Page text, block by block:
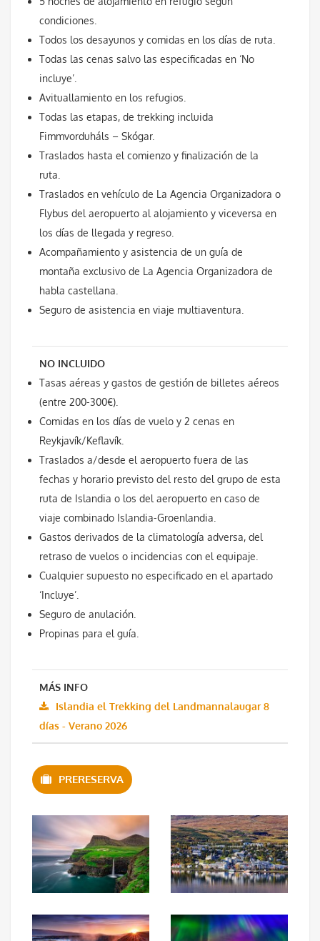
condiciones.
Todos los desayunos y comidas en los días de ruta.
Todas las cenas salvo las especificadas en ‘No
incluye’.
Avituallamiento en los refugios.
Todas las etapas, de trekking incluida
Fimmvorduháls – Skógar.
Traslados hasta el comienzo y finalización de la
ruta.
Traslados en vehículo de La Agencia Organizadora o
Flybus del aeropuerto al alojamiento y viceversa en
los días de llegada y regreso.
Acompañamiento y asistencia de un guía de
montaña exclusivo de La Agencia Organizadora de
habla castellana.
Seguro de asistencia en viaje multiaventura.
NO INCLUIDO
Tasas aéreas y gastos de gestión de billetes aéreos
(entre 200-300€).
Comidas en los días de vuelo y 2 cenas en
Reykjavík/Keflavík.
Traslados a/desde el aeropuerto fuera de las
fechas y horario previsto del resto del grupo de esta
ruta de Islandia o los del aeropuerto en caso de
viaje combinado Islandia-Groenlandia.
Gastos derivados de la climatología adversa, del
retraso de vuelos o incidencias con el equipaje.
Cualquier supuesto no especificado en el apartado
‘Incluye’.
Seguro de anulación.
Propinas para el guía.
MÁS INFO
Islandia el Trekking del Landmannalaugar 8
días - Verano 2026
PRERESERVA